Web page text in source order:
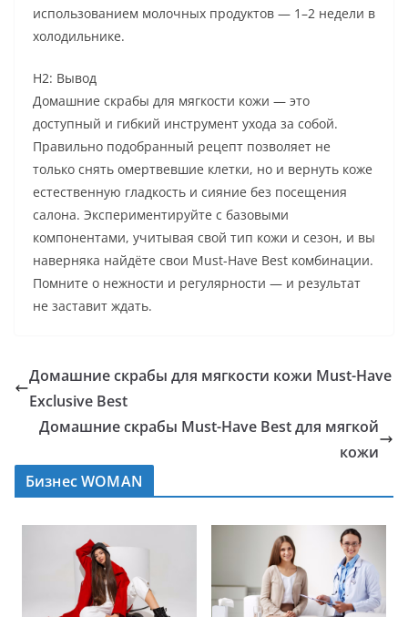
использованием молочных продуктов — 1–2 недели в
холодильнике.
H2: Вывод
Домашние скрабы для мягкости кожи — это
доступный и гибкий инструмент ухода за собой.
Правильно подобранный рецепт позволяет не
только снять омертвевшие клетки, но и вернуть коже
естественную гладкость и сияние без посещения
салона. Экспериментируйте с базовыми
компонентами, учитывая свой тип кожи и сезон, и вы
наверняка найдёте свои Must-Have Best комбинации.
Помните о нежности и регулярности — и результат
не заставит ждать.
Домашние скрабы для мягкости кожи Must-Have
Exclusive Best
Домашние скрабы Must-Have Best для мягкой
кожи
Бизнес WOMAN